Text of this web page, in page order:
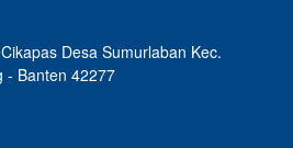
Desa Sumurlaban Kec.
- Banten 42277